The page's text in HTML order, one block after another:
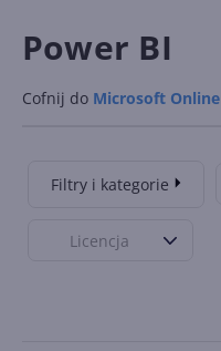
Power BI
Cofnij do Microsoft Online
Filtry i kategorie
Licencja